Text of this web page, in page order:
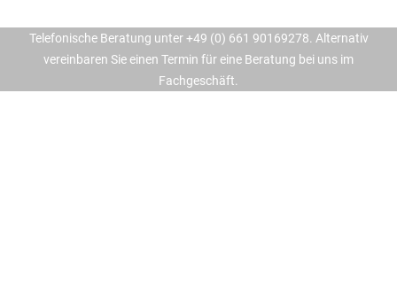
Telefonische Beratung unter +49 (0) 661 90169278. Alternativ
vereinbaren Sie einen Termin für eine Beratung bei uns im
Fachgeschäft.